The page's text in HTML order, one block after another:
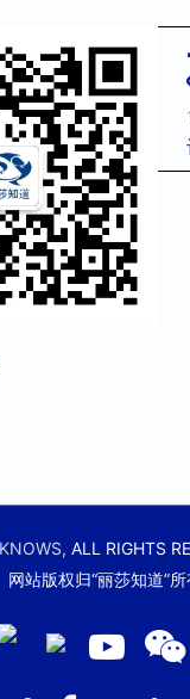
ALL RIGHTS
网站版权归“丽莎知道”所